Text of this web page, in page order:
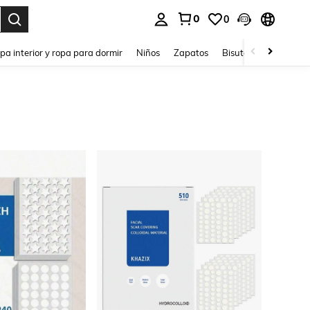
0 0
interior y ropa para dormir Niños Zapatos Bisutería Y